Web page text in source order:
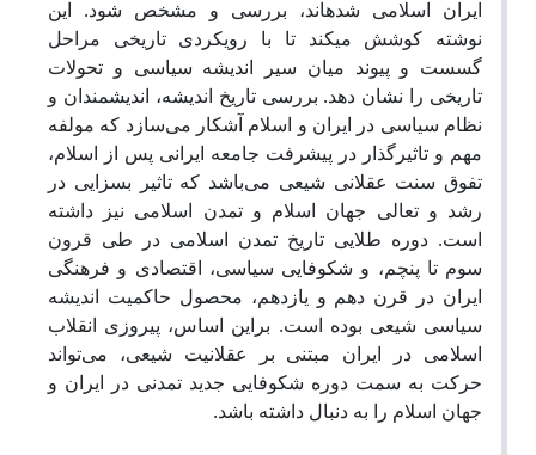
ایران اسلامی شده­اند،‌ بررسی و مشخص شود. این
نوشته کوشش می­کند تا با رویکردی تاریخی مراحل
گسست و پیوند میان سیر اندیشه سیاسی و تحولات
تاریخی را نشان دهد. بررسی تاریخ اندیشه،‌ اندیشمندان و
نظام سیاسی در ایران و اسلام آشکار‌ می‌سازد که مولفه
مهم و تاثیرگذار در پیشرفت جامعه ایرانی پس از اسلام،‌
تفوق سنت عقلانی شیعی‌ می‌باشد که تاثیر بسزایی در
رشد و تعالی جهان اسلام و تمدن اسلامی نیز داشته
است. دوره طلایی تاریخ تمدن اسلامی در طی قرون
سوم تا پنچم،‌ و شکوفایی سیاسی،‌ اقتصادی و فرهنگی
ایران در قرن دهم و یازدهم،‌ محصول حاکمیت‌ اندیشه
سیاسی شیعی بوده است. براین اساس،‌ پیروزی انقلاب
اسلامی در ایران مبتنی بر عقلانیت شیعی،‌ می‌تواند
حرکت به سمت دوره شکوفایی جدید تمدنی در ایران و
جهان اسلام را به دنبال داشته باشد.